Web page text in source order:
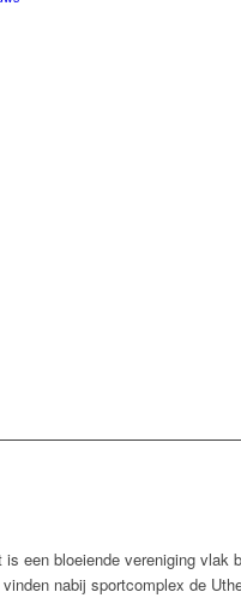
is een bloeiende vereniging vlak
nabij sportcomplex de